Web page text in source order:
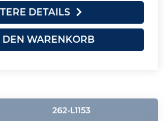
DETAILS
WARENKORB
262-L1153